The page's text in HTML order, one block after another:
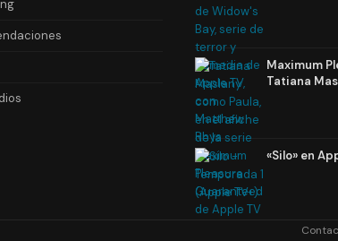
Maximum
Tatiana
«Silo» en